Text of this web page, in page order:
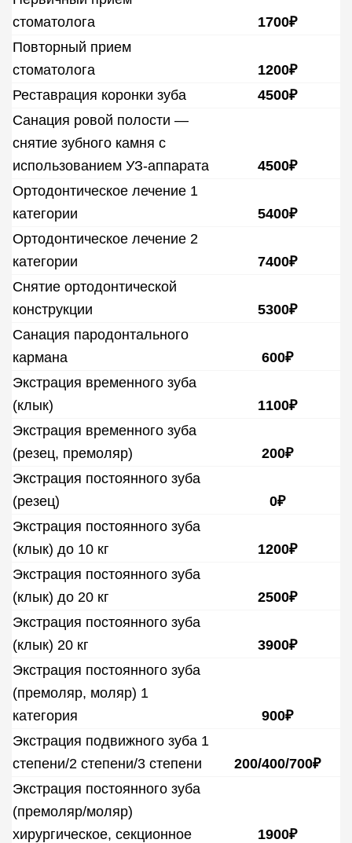
стоматолога
1700₽
Повторный прием
стоматолога
1200₽
Реставрация коронки зуба
4500₽
Санация ровой полости —
снятие зубного камня с
использованием УЗ-аппарата
4500₽
Ортодонтическое лечение 1
категории
5400₽
Ортодонтическое лечение 2
категории
7400₽
Снятие ортодонтической
конструкции
5300₽
Санация пародонтального
кармана
600₽
Экстрация временного зуба
(клык)
1100₽
Экстрация временного зуба
(резец, премоляр)
200₽
Экстрация постоянного зуба
(резец)
0₽
Экстрация постоянного зуба
(клык) до 10 кг
1200₽
Экстрация постоянного зуба
(клык) до 20 кг
2500₽
Экстрация постоянного зуба
(клык) 20 кг
3900₽
Экстрация постоянного зуба
(премоляр, моляр) 1
категория
900₽
Экстрация подвижного зуба 1
степени/2 степени/3 степени
200/400/700₽
Экстрация постоянного зуба
(премоляр/моляр)
хирургическое, секционное
1900₽